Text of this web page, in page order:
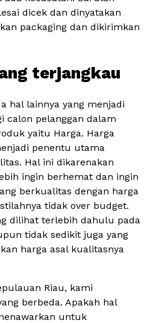
dicek dan dinyatakan
packaging dan dikirimkan
terjangkau
hal lainnya yang menjadi
calon pelanggan dalam
yaitu Harga. Harga
penentu utama
Hal ini dikarenakan
ingin berhemat dan ingin
berkualitas dengan harga
tidak over budget.
dilihat terlebih dahulu pada
tidak sedikit juga yang
harga asal kualitasnya
Riau, kami
berbeda. Apakah hal
untuk